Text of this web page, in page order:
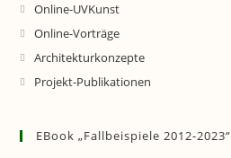
Online-UVKunst
Online-Vorträge
Architekturkonzepte
Projekt-Publikationen
EBook „Fallbeispiele 2012-2023“